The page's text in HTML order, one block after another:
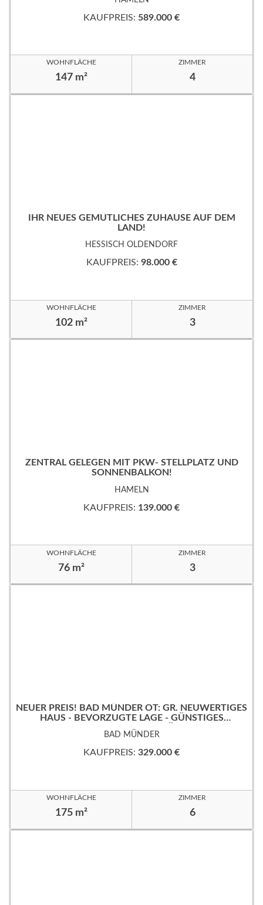
KAUFPREIS: 589.000 €
WOHNFLÄCHE
147 m²
ZIMMER
4
IHR NEUES GEMÜTLICHES ZUHAUSE AUF DEM
LAND!
HESSISCH OLDENDORF
KAUFPREIS: 98.000 €
WOHNFLÄCHE
102 m²
ZIMMER
3
ZENTRAL GELEGEN MIT PKW- STELLPLATZ UND
SONNENBALKON!
HAMELN
KAUFPREIS: 139.000 €
WOHNFLÄCHE
76 m²
ZIMMER
3
NEUER PREIS! BAD MÜNDER OT: GR. NEUWERTIGES
HAUS - BEVORZUGTE LAGE - GÜNSTIGES
ERBPACHTGRUNDSTÜCK!
BAD MÜNDER
KAUFPREIS: 329.000 €
WOHNFLÄCHE
175 m²
ZIMMER
6